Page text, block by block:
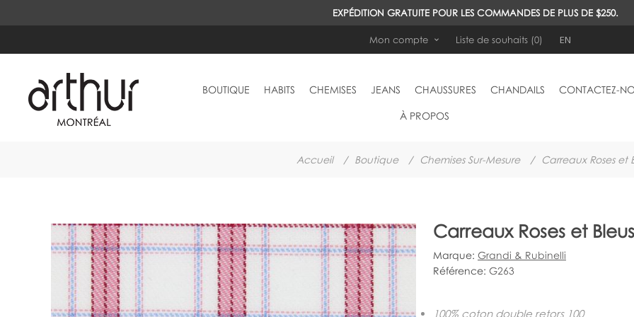
EXPÉDITION GRATUITE POUR LES COMMANDES DE PLUS DE $250.
Mon compte Liste de souhaits (0) EN
BOUTIQUE HABITS CHEMISES JEANS CHAUSSURES CHANDAILS CONTACTEZ-
À PROPOS
Accueil / Boutique / Chemises Sur-Mesure / Carreaux Roses et
Carreaux Roses et Bleus
Marque: Grandi & Rubinelli
Référence: G263
100% coton double retors 100